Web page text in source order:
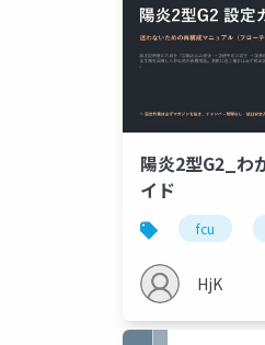
陽炎2型G2_わ
イド
fcu
HjK